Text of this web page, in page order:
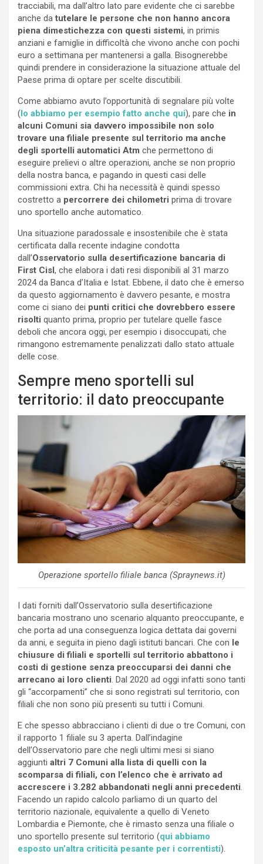
tracciabili, ma dall’altro lato pare evidente che ci sarebbe
anche datutelare le persone che non hanno ancora
piena dimestichezza con questi sistemi, in primis
anziani e famiglie in difficoltà che vivono anche con pochi
euro a settimana per mantenersi a galla. Bisognerebbe
quindi prendere in considerazione la situazione attuale del
Paese prima di optare per scelte discutibili.
Come abbiamo avuto l’opportunità di segnalare più volte
( lo abbiamo per esempio fatto anche qui), pare che in
alcuni Comuni sia davvero impossibile non solo
trovare una filiale presente sul territorio ma anche
degli sportelli automatici Atm che permettono di
eseguire prelievi o altre operazioni, anche se non proprio
della nostra banca, e pagando in questi casi delle
commissioni extra. Chi ha necessità è quindi spesso
costretto a percorrere dei chilometri prima di trovare
uno sportello anche automatico.
Una situazione paradossale e insostenibile che è stata
certificata dalla recente indagine condotta
dall’Osservatorio sulla desertificazione bancaria di
First Cisl , che elabora i dati resi disponibili al 31 marzo
2024 da Banca d’Italia e Istat. Ebbene, il dato che è emerso
da questo aggiornamento è davvero pesante, e mostra
come ci siano dei punti critici che dovrebbero essere
risolti quanto prima, proprio per tutelare quelle fasce
deboli che ancora oggi, per esempio i disoccupati, che
rimangono estremamente penalizzati dallo stato attuale
delle cose.
Sempre meno sportelli sul
territorio: il dato preoccupante
Operazione sportello filiale banca (Spraynews.it)
I dati forniti dall’Osservatorio sulla desertificazione
bancaria mostrano uno scenario alquanto preoccupante, e
che porta ad una conseguenza logica dettata dai governi
da anni, e seguita in pieno dagli istituti bancari. Che con le
chiusure di filiali e sportelli sul territorio abbattono i
costi di gestione senza preoccuparsi dei danni che
arrecano ai loro clienti. Dal 2020 ad oggi infatti sono tanti
gli “accorpamenti” che si sono registrati sul territorio, con
filiali che non sono più presenti su tutti i Comuni.
E che spesso abbracciano i clienti di due o tre Comuni, con
il rapporto 1 filiale su 3 aperta. Dall’indagine
dell’Osservatorio pare che negli ultimi mesi si siano
aggiunti altri 7 Comuni alla lista di quelli con la
scomparsa di filiali, con l’elenco che è arrivato ad
accrescere i 3.282 abbandonati negli anni precedenti.
Facendo un rapido calcolo parliamo di un quarto del
territorio nazionale, equivalente a quello di Veneto
Lombardia e Piemonte, che è rimasto senza una filiale o
uno sportello presente sul territorio (qui abbiamo
esposto un’altra criticità pesante per i correntisti).